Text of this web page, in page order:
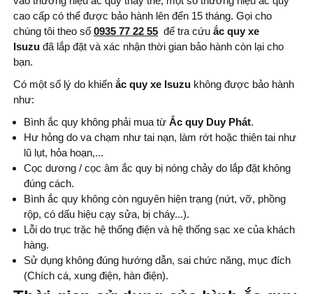
cao cấp có thể được bảo hành lên đến 15 tháng. Gọi cho
chúng tôi theo số 0935 77 22 55 để tra cứu ắc quy xe
Isuzu đã lắp đặt và xác nhận thời gian bảo hành còn lại cho
bạn.
Có một số lý do khiến ắc quy xe Isuzu không được bảo hành
như:
Bình ắc quy không phải mua từ Ắc quy Duy Phát.
Hư hỏng do va chạm như tai nạn, làm rớt hoặc thiên tai như
lũ lụt, hỏa hoạn,...
Cọc dương / cọc âm ắc quy bị nóng chảy do lắp đặt không
đúng cách.
Bình ắc quy không còn nguyên hiện trạng (nứt, vỡ, phồng
rộp, có dấu hiệu cạy sửa, bị cháy...).
Lỗi do trục trặc hệ thống điện và hệ thống sạc xe của khách
hàng.
Sử dụng không đúng hướng dẫn, sai chức năng, mục đích
(Chích cá, xung điện, hàn điện).